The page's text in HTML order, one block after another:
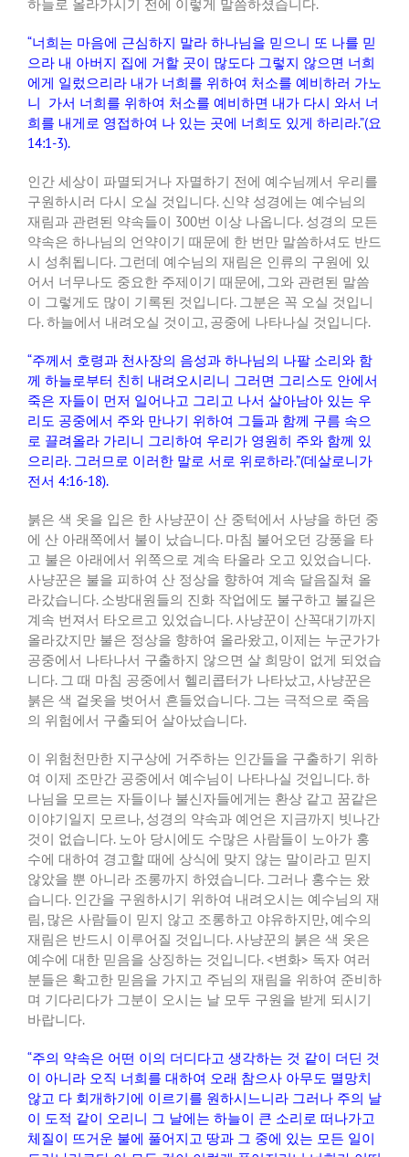
하늘로 올라가시기 전에 이렇게 말씀하셨습니다.
“너희는 마음에 근심하지 말라 하나님을 믿으니 또 나를 믿
으라 내 아버지 집에 거할 곳이 많도다 그렇지 않으면 너희
에게 일렀으리라 내가 너희를 위하여 처소를 예비하러 가노
니 가서 너희를 위하여 처소를 예비하면 내가 다시 와서 너
희를 내게로 영접하여 나 있는 곳에 너희도 있게 하리라.”(요
14:1-3).
인간 세상이 파멸되거나 자멸하기 전에 예수님께서 우리를
구원하시러 다시 오실 것입니다. 신약 성경에는 예수님의
재림과 관련된 약속들이 300번 이상 나옵니다. 성경의 모든
약속은 하나님의 언약이기 때문에 한 번만 말씀하셔도 반드
시 성취됩니다. 그런데 예수님의 재림은 인류의 구원에 있
어서 너무나도 중요한 주제이기 때문에, 그와 관련된 말씀
이 그렇게도 많이 기록된 것입니다. 그분은 꼭 오실 것입니
다.하늘에서 내려오실 것이고, 공중에 나타나실 것입니다.
“주께서 호령과 천사장의 음성과 하나님의 나팔 소리와 함
께 하늘로부터 친히 내려오시리니 그러면 그리스도 안에서
죽은 자들이 먼저 일어나고 그리고 나서 살아남아 있는 우
리도 공중에서 주와 만나기 위하여 그들과 함께 구름 속으
로 끌려올라 가리니 그리하여 우리가 영원히 주와 함께 있
으리라. 그러므로 이러한 말로 서로 위로하라.”(데살로니가
전서 4:16-18).
붉은 색 옷을 입은 한 사냥꾼이 산 중턱에서 사냥을 하던 중
에 산 아래쪽에서 불이 났습니다. 마침 불어오던 강풍을 타
고 불은 아래에서 위쪽으로 계속 타올라 오고 있었습니다.
사냥꾼은 불을 피하여 산 정상을 향하여 계속 달음질쳐 올
라갔습니다. 소방대원들의 진화 작업에도 불구하고 불길은
계속 번져서 타오르고 있었습니다.사냥꾼이 산꼭대기까지
올라갔지만 불은 정상을 향하여 올라왔고, 이제는 누군가가
공중에서 나타나서 구출하지 않으면 살 희망이 없게 되었습
니다. 그 때 마침 공중에서 헬리콥터가 나타났고,사냥꾼은
붉은 색 겉옷을 벗어서 흔들었습니다. 그는 극적으로 죽음
의 위험에서 구출되어 살아났습니다.
이 위험천만한 지구상에 거주하는 인간들을 구출하기 위하
여 이제 조만간 공중에서 예수님이 나타나실 것입니다.하
나님을 모르는 자들이나 불신자들에게는 환상 같고 꿈같은
이야기일지 모르나, 성경의 약속과 예언은 지금까지 빗나간
것이 없습니다. 노아 당시에도 수많은 사람들이 노아가 홍
수에 대하여 경고할 때에 상식에 맞지 않는 말이라고 믿지
않았을 뿐 아니라 조롱까지 하였습니다. 그러나 홍수는 왔
습니다. 인간을 구원하시기 위하여 내려오시는 예수님의 재
림, 많은 사람들이 믿지 않고 조롱하고 야유하지만, 예수의
재림은 반드시 이루어질 것입니다.사냥꾼의 붉은 색 옷은
예수에 대한 믿음을 상징하는 것입니다. <변화> 독자 여러
분들은 확고한 믿음을 가지고 주님의 재림을 위하여 준비하
며 기다리다가 그분이 오시는 날 모두 구원을 받게 되시기
바랍니다.
“주의 약속은 어떤 이의 더디다고 생각하는 것 같이 더딘 것
이 아니라 오직 너희를 대하여 오래 참으사 아무도 멸망치
않고 다 회개하기에 이르기를 원하시느니라 그러나 주의 날
이 도적 같이 오리니 그 날에는 하늘이 큰 소리로 떠나가고
체질이 뜨거운 불에 풀어지고 땅과 그 중에 있는 모든 일이